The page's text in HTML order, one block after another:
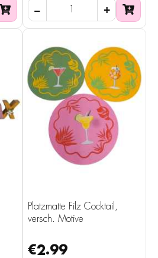
Platzmatte Filz Cocktail,
versch. Motive
€2.99